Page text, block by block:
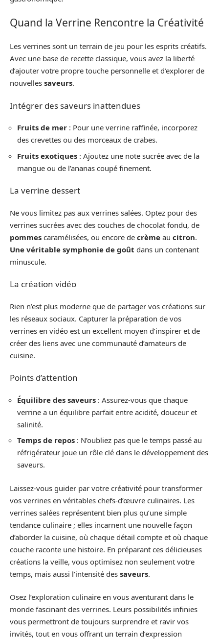
Quand la Verrine Rencontre la Créativité
Les verrines sont un terrain de jeu pour les esprits créatifs.
Avec une base de recette classique, vous avez la liberté
d’ajouter votre propre touche personnelle et d’explorer de
nouvelles saveurs.
Intégrer des saveurs inattendues
Fruits de mer : Pour une verrine raffinée, incorporez
des crevettes ou des morceaux de crabes.
Fruits exotiques : Ajoutez une note sucrée avec de la
mangue ou de l’ananas coupé finement.
La verrine dessert
Ne vous limitez pas aux verrines salées. Optez pour des
verrines sucrées avec des couches de chocolat fondu, de
pommes caramélisées, ou encore de crème au citron.
Une véritable symphonie de goût dans un contenant
minuscule.
La création vidéo
Rien n’est plus moderne que de partager vos créations sur
les réseaux sociaux. Capturer la préparation de vos
verrines en vidéo est un excellent moyen d’inspirer et de
créer des liens avec une communauté d’amateurs de
cuisine.
Points d’attention
Équilibre des saveurs : Assurez-vous que chaque
verrine a un équilibre parfait entre acidité, douceur et
salinité.
Temps de repos : N’oubliez pas que le temps passé au
réfrigérateur joue un rôle clé dans le développement des
saveurs.
Laissez-vous guider par votre créativité pour transformer
vos verrines en véritables chefs-d’œuvre culinaires. Les
verrines salées représentent bien plus qu’une simple
tendance culinaire ; elles incarnent une nouvelle façon
d’aborder la cuisine, où chaque détail compte et où chaque
couche raconte une histoire. En préparant ces délicieuses
créations la veille, vous optimisez non seulement votre
temps, mais aussi l’intensité des saveurs.
Osez l’exploration culinaire en vous aventurant dans le
monde fascinant des verrines. Leurs possibilités infinies
vous permettront de toujours surprendre et ravir vos
invités, tout en vous offrant un terrain d’expression